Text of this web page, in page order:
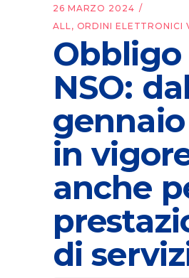
26 MARZO 2024
ALL , ORDINI ELETTRONICI
Obbligo
NSO:
gennaio
in
anche
di